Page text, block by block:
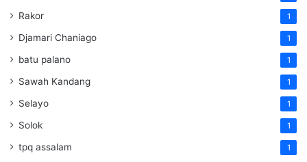
Rakor 1
Djamari Chaniago 1
batu palano 1
Sawah Kandang 1
Selayo 1
Solok 1
tpq assalam 1